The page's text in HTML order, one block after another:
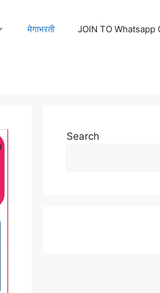
मेगाभरती JOIN TO Whatsapp
Search